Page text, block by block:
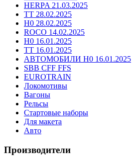
HERPA 21.03.2025
TT 28.02.2025
H0 28.02.2025
ROCO 14.02.2025
H0 16.01.2025
TT 16.01.2025
АВТОМОБИЛИ H0 16.01.2025
SBB CFF FFS
EUROTRAIN
Локомотивы
Вагоны
Рельсы
Стартовые наборы
Для макета
Авто
Производители